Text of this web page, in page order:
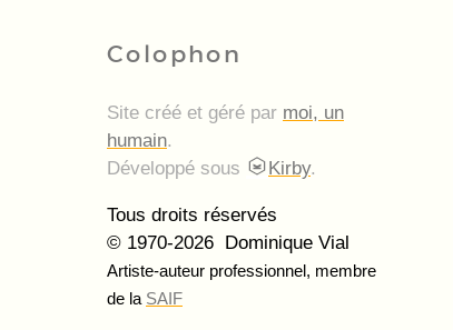
Colophon
Site créé et géré par moi, un
humain.
Développé sous
Kirby.
Tous droits réservés
© 1970-2026 Dominique Vial
Artiste-auteur professionnel, membre
de la SAIF